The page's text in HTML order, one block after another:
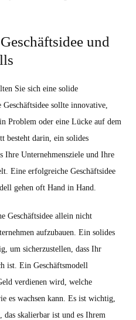
und
Sie sich eine solide
Geschäftsidee sollte innovative,
Problem oder eine Lücke auf dem
besteht darin, ein solides
Ihre Unternehmensziele und Ihre
Eine erfolgreiche Geschäftsidee
gehen oft Hand in Hand.
Geschäftsidee allein nicht
aufzubauen. Ein solides
um sicherzustellen, dass Ihr
ist. Ein Geschäftsmodell
verdienen wird, welche
es wachsen kann. Es ist wichtig,
das skalierbar ist und es Ihrem